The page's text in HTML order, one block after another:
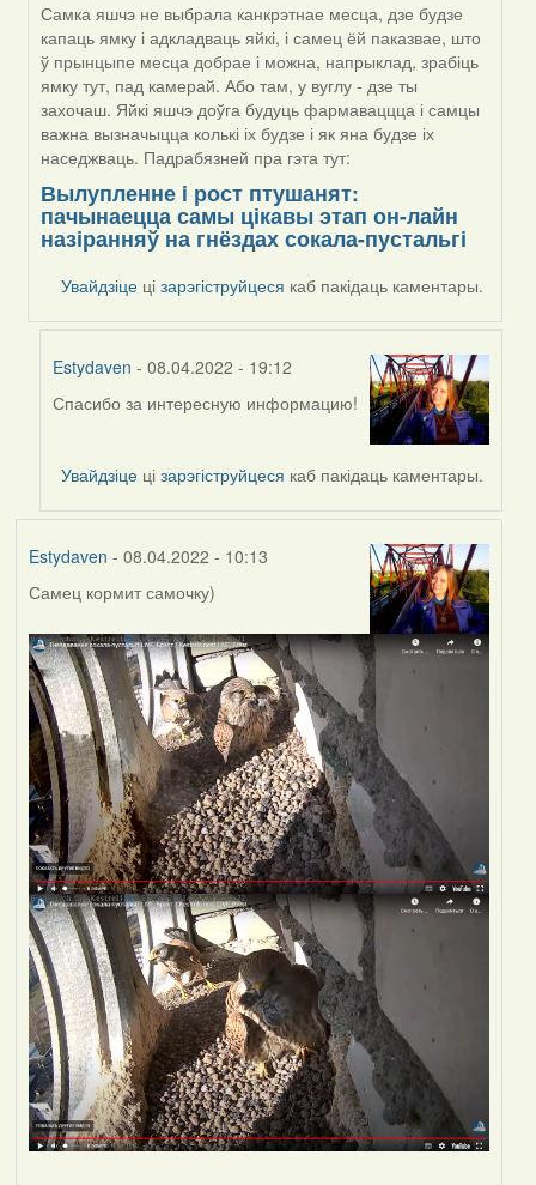
Самка яшчэ не выбрала канкрэтнае месца, дзе будзе
капаць ямку і адкладваць яйкі, і самец ёй паказвае, што
ў прынцыпе месца добрае і можна, напрыклад, зрабіць
ямку тут, пад камерай. Або там, у вуглу - дзе ты
захочаш. Яйкі яшчэ доўга будуць фармаваццца і самцы
важна вызначыцца колькі іх будзе і як яна будзе іх
наседжваць. Падрабязней пра гэта тут:
Вылупленне i рост птушанят:
пачынаецца самы цікавы этап он-лайн
назіранняў на гнёздах сокала-пустальгі
Увайдзіце цізарэгіструйцеся каб пакідаць каментары.
Estydaven - 08.04.2022 - 19:12
In
by
Harrier
Спасибо за интересную информацию!
Увайдзіце цізарэгіструйцеся каб пакідаць каментары.
Estydaven - 08.04.2022 - 10:13
Самец кормит самочку)